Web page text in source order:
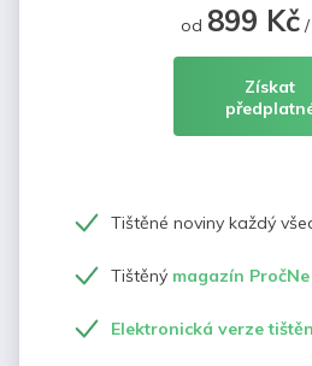
od 899 Kč/
Získat
Tištěné noviny každý
Tištěný magazín PročNe
Elektronická verze